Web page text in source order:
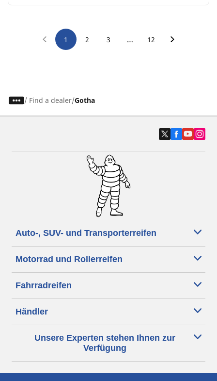
1 2 3 … 12
/ Find a dealer Gotha
Auto-, SUV- und Transporterreifen
Motorrad und Rollerreifen
Fahrradreifen
Händler
Unsere Experten stehen Ihnen zur
Verfügung